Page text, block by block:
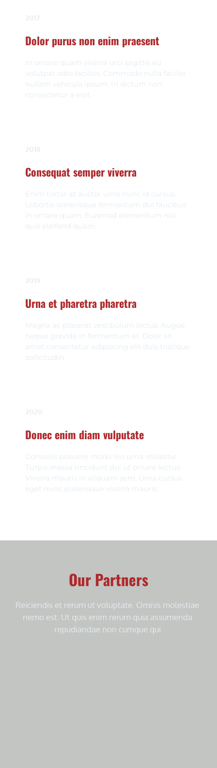
2017
Dolor purus non enim praesent
In ornare quam viverra orci sagittis eu
volutpat odio facilisis. Commodo nulla facilisi
nullam vehicula ipsum. In dictum non
consectetur a erat.
2018
Consequat semper viverra
Enim tortor at auctor urna nunc id cursus.
Lobortis scelerisque fermentum dui faucibus
in ornare quam. Euismod elementum nisi
quis eleifend quam.
2019
Urna et pharetra pharetra
Magna ac placerat vestibulum lectus. Augue
neque gravida in fermentum et. Dolor sit
amet consectetur adipiscing elit duis tristique
sollicitudin.
2020
Donec enim diam vulputate
Convallis posuere morbi leo urna molestie.
Turpis massa tincidunt dui ut ornare lectus.
Viverra mauris in aliquam sem. Urna cursus
eget nunc scelerisque viverra mauris.
Our Partners
Reiciendis et rerum ut voluptate. Omnis molestiae
nemo est. Ut quis enim rerum quia assumenda
repudiandae non cumque qui.